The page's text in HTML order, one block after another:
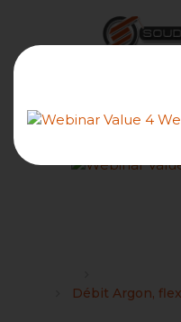
Débit Argon,